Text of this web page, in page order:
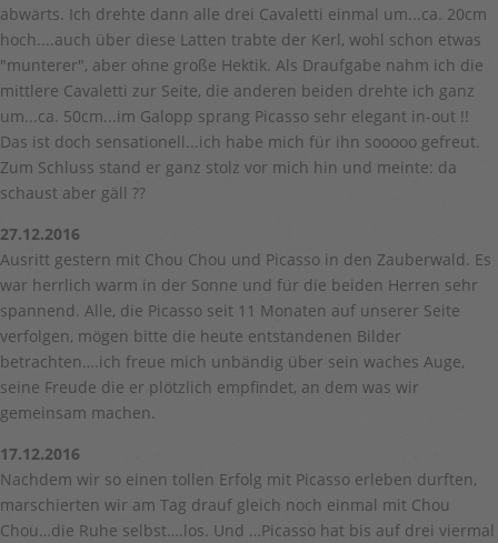
abwärts. Ich drehte dann alle drei Cavaletti einmal um...ca. 20cm
hoch....auch über diese Latten trabte der Kerl, wohl schon etwas
"munterer", aber ohne große Hektik. Als Draufgabe nahm ich die
mittlere Cavaletti zur Seite, die anderen beiden drehte ich ganz
um...ca. 50cm...im Galopp sprang Picasso sehr elegant in-out !!
Das ist doch sensationell...ich habe mich für ihn sooooo gefreut.
Zum Schluss stand er ganz stolz vor mich hin und meinte: da
schaust aber gäll ??
27.12.2016
Ausritt gestern mit Chou Chou und Picasso in den Zauberwald. Es
war herrlich warm in der Sonne und für die beiden Herren sehr
spannend. Alle, die Picasso seit 11 Monaten auf unserer Seite
verfolgen, mögen bitte die heute entstandenen Bilder
betrachten….ich freue mich unbändig über sein waches Auge,
seine Freude die er plötzlich empfindet, an dem was wir
gemeinsam machen.
17.12.2016
Nachdem wir so einen tollen Erfolg mit Picasso erleben durften,
marschierten wir am Tag drauf gleich noch einmal mit Chou
Chou…die Ruhe selbst….los. Und …Picasso hat bis auf drei viermal